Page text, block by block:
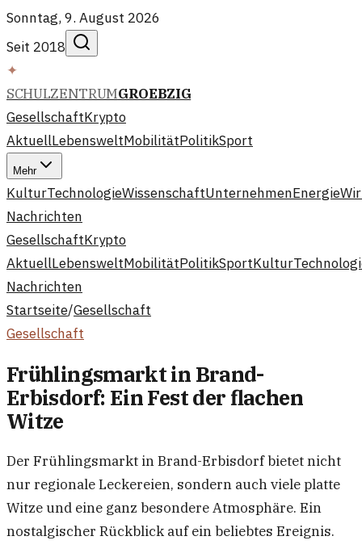
Sonntag, 9. August 2026
Seit 2018
✦
SCHULZENTRUMGROEBZIG
GesellschaftKrypto
AktuellLebensweltMobilitätPolitikSport
Mehr
KulturTechnologieWissenschaftUnternehmenEnergie
Nachrichten
GesellschaftKrypto
AktuellLebensweltMobilitätPolitikSportKultur
Nachrichten
Startseite/Gesellschaft
Gesellschaft
Frühlingsmarkt in Brand-
Erbisdorf: Ein Fest der flachen
Witze
Der Frühlingsmarkt in Brand-Erbisdorf bietet nicht
nur regionale Leckereien, sondern auch viele platte
Witze und eine ganz besondere Atmosphäre. Ein
nostalgischer Rückblick auf ein beliebtes Ereignis.